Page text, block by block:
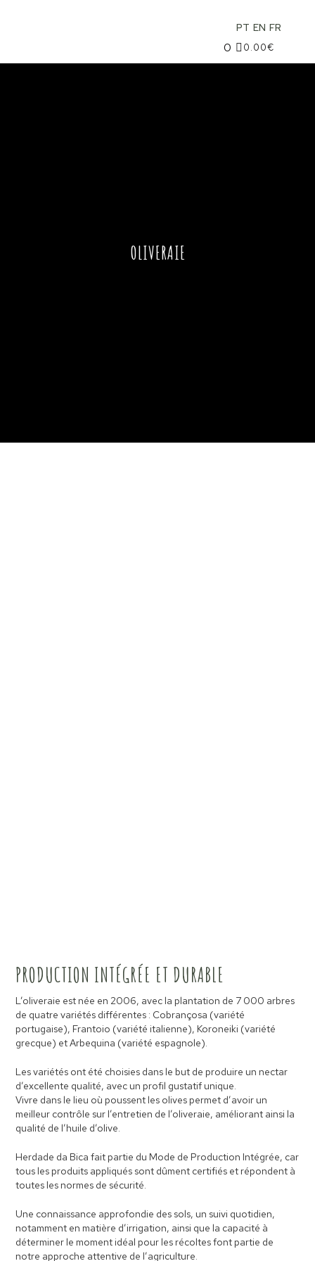
PT EN FR
0.00€
0
OLIVERAIE
PRODUCTION INTÉGRÉE ET DURABLE
L’oliveraie est née en 2006, avec la plantation de 7 000 arbres
de quatre variétés différentes : Cobrançosa (variété
portugaise), Frantoio (variété italienne), Koroneiki (variété
grecque) et Arbequina (variété espagnole).
Les variétés ont été choisies dans le but de produire un nectar
d’excellente qualité, avec un profil gustatif unique.
Vivre dans le lieu où poussent les olives permet d’avoir un
meilleur contrôle sur l’entretien de l’oliveraie, améliorant ainsi la
qualité de l’huile d’olive.
Herdade da Bica fait partie du Mode de Production Intégrée, car
tous les produits appliqués sont dûment certifiés et répondent à
toutes les normes de sécurité.
Une connaissance approfondie des sols, un suivi quotidien,
notamment en matière d’irrigation, ainsi que la capacité à
déterminer le moment idéal pour les récoltes font partie de
notre approche attentive de l’agriculture.